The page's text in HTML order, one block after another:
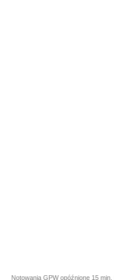
Notowania GPW opóźnione 15 min.